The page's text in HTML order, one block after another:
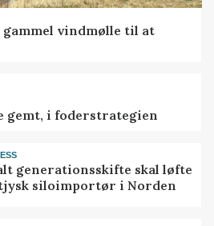
vindmølle til at
gemt, i foderstrategien
generationsskifte skal løfte
siloimportør i Norden